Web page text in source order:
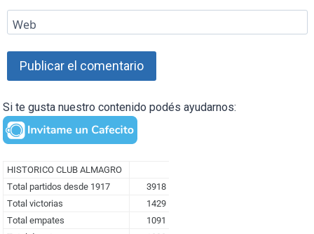
Web
Si te gusta nuestro contenido podés ayudarnos: